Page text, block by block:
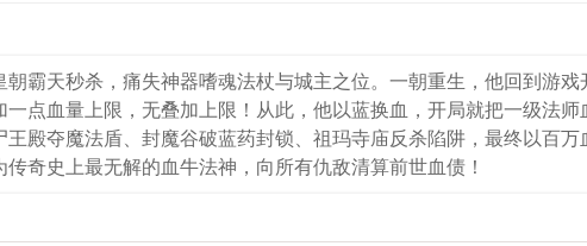
霸天秒杀，痛失神器嗜魂法杖与城主之位。一朝重生，他回到游戏
血量上限，无叠加上限！从此，他以蓝换血，开局就把一级法师
殿夺魔法盾、封魔谷破蓝药封锁、祖玛寺庙反杀陷阱，最终以百
奇史上最无解的血牛法神，向所有仇敌清算前世血债！